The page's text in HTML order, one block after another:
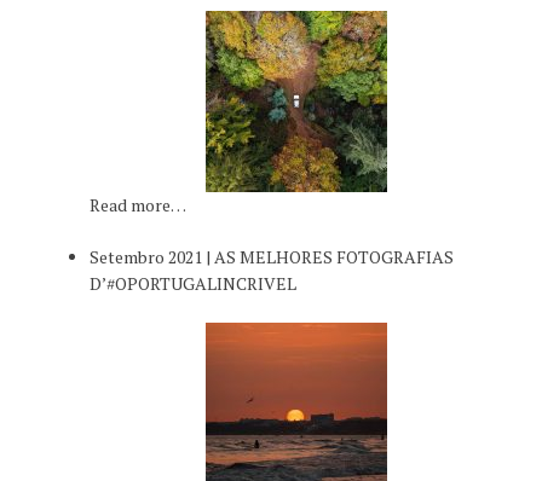
Read more…
Setembro 2021 | AS MELHORES FOTOGRAFIAS
D’#OPORTUGALINCRIVEL